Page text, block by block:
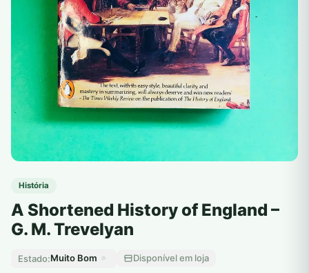
História
A Shortened History of England –
G. M. Trevelyan
Estado:Muito Bom Disponível em loja